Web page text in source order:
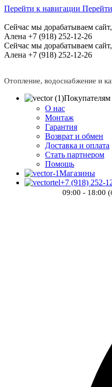
Перейти к навигации
Сейчас мы дорабатываем
Алена +7 (918) 252-12-26
Сейчас мы дорабатываем
Алена +7 (918) 252-12-26
Отопление, водоснабжение и
Покупателям
О нас
Монтаж
Гарантия
Возврат и обмен
Доставка и оплата
Стать партнером
Помощь
Магазины
+7 (918) 252-
09:00 - 18:00